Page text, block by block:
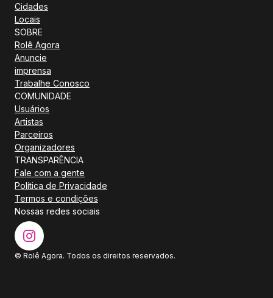
Cidades
Locais
SOBRE
Rolê Agora
Anuncie
imprensa
Trabalhe Conosco
COMUNIDADE
Usuários
Artistas
Parceiros
Organizadores
TRANSPARÊNCIA
Fale com a gente
Política de Privacidade
Termos e condições
Nossas redes sociais
© Rolê Agora. Todos os direitos reservados.